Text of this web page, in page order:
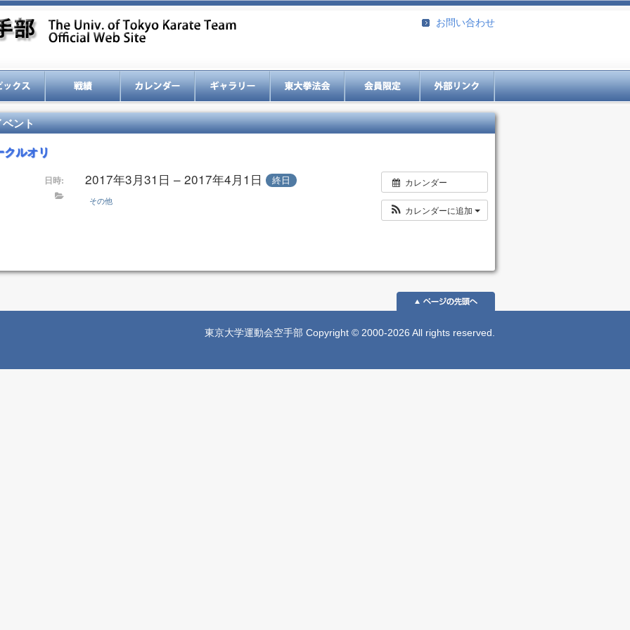
お問い合わせ
ベント
クルオリ
カレンダー
カレンダーに追加
日時: 2017年3月31日 – 2017年4月1日 終日
その他
東京大学運動会空手部 Copyright © 2000-2026 All rights reserved.